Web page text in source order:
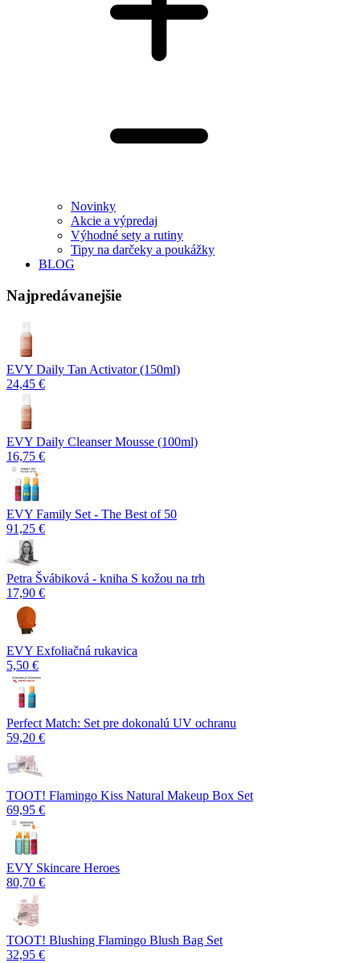
Novinky
Akcie a výpredaj
Výhodné sety a rutiny
Tipy na darčeky a poukážky
BLOG
Najpredávanejšie
EVY Daily Tan Activator (150ml)
24,45 €
EVY Daily Cleanser Mousse (100ml)
16,75 €
EVY Family Set - The Best of 50
91,25 €
Petra Švábiková - kniha S kožou na trh
17,90 €
EVY Exfoliačná rukavica
5,50 €
Perfect Match: Set pre dokonalú UV ochranu
59,20 €
TOOT! Flamingo Kiss Natural Makeup Box Set
69,95 €
EVY Skincare Heroes
80,70 €
TOOT! Blushing Flamingo Blush Bag Set
32,95 €